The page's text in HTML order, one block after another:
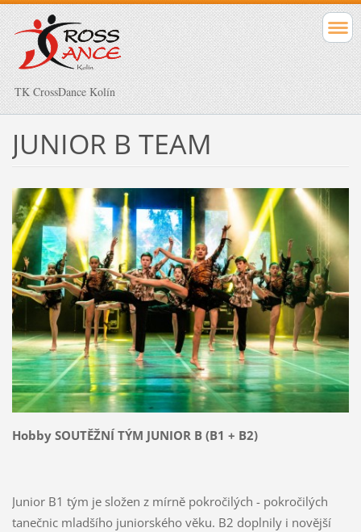
TK CrossDance Kolín
JUNIOR B TEAM
Hobby SOUTĚŽNÍ TÝM JUNIOR B (B1 + B2)
Junior B1 tým je složen z mírně pokročilých - pokročilých
tanečnic mladšího juniorského věku. B2 doplnily i novější